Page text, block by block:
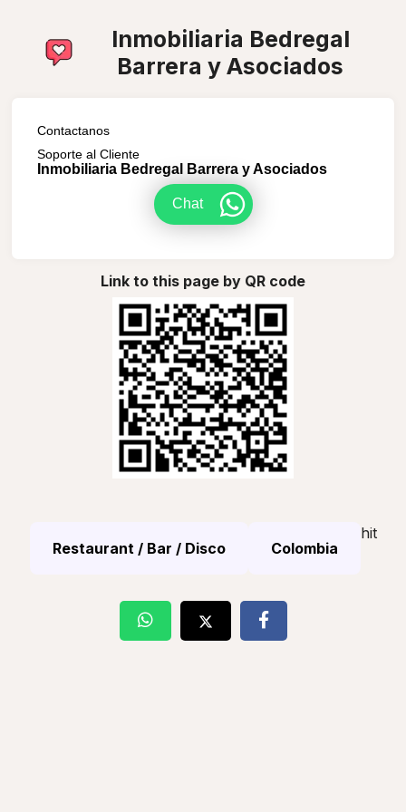
Inmobiliaria Bedregal
Barrera y Asociados
Contactanos
Soporte al Cliente
Inmobiliaria Bedregal Barrera y Asociados
Chat
Link to this page by QR code
Restaurant / Bar / Disco Colombia
hit